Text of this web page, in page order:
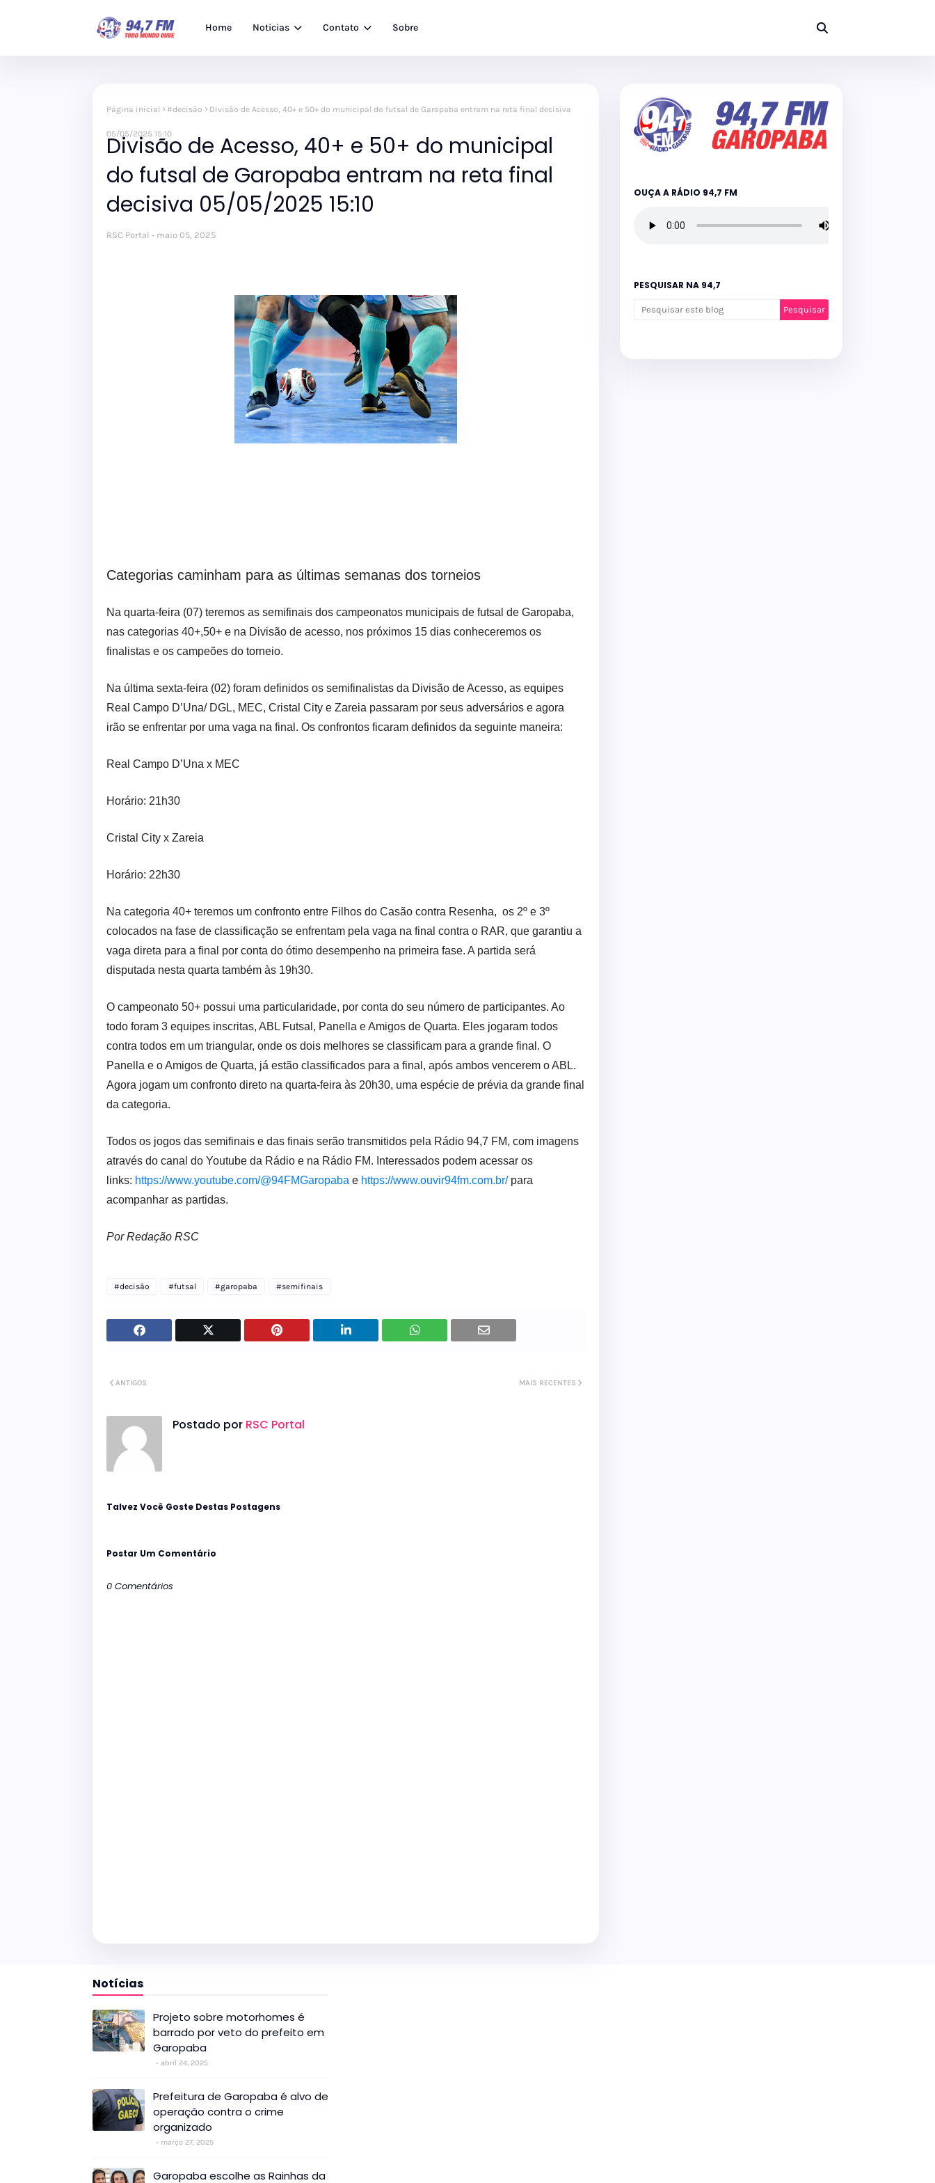
Home Noticias Contato Sobre
Página inicial #decisão Divisão de Acesso, 40+ e 50+ do municipal do futsal de Garopaba entram na reta final decisiva
05/05/2025 15:10
Divisão de Acesso, 40+ e 50+ do municipal
do futsal de Garopaba entram na reta final
decisiva 05/05/2025 15:10
RSC Portal maio 05, 2025
Categorias caminham para as últimas semanas dos torneios
Na quarta-feira (07) teremos as semifinais dos campeonatos municipais de futsal de Garopaba,
nas categorias 40+,50+ e na Divisão de acesso, nos próximos 15 dias conheceremos os
finalistas e os campeões do torneio.
Na última sexta-feira (02) foram definidos os semifinalistas da Divisão de Acesso, as equipes
Real Campo D’Una/ DGL, MEC, Cristal City e Zareia passaram por seus adversários e agora
irão se enfrentar por uma vaga na final. Os confrontos ficaram definidos da seguinte maneira:
Real Campo D’Una x MEC
Horário: 21h30
Cristal City x Zareia
Horário: 22h30
Na categoria 40+ teremos um confronto entre Filhos do Casão contra Resenha, os 2º e 3º
colocados na fase de classificação se enfrentam pela vaga na final contra o RAR, que garantiu a
vaga direta para a final por conta do ótimo desempenho na primeira fase. A partida será
disputada nesta quarta também às 19h30.
O campeonato 50+ possui uma particularidade, por conta do seu número de participantes. Ao
todo foram 3 equipes inscritas, ABL Futsal, Panella e Amigos de Quarta. Eles jogaram todos
contra todos em um triangular, onde os dois melhores se classificam para a grande final. O
Panella e o Amigos de Quarta, já estão classificados para a final, após ambos vencerem o ABL.
Agora jogam um confronto direto na quarta-feira às 20h30, uma espécie de prévia da grande final
da categoria.
Todos os jogos das semifinais e das finais serão transmitidos pela Rádio 94,7 FM, com imagens
através do canal do Youtube da Rádio e na Rádio FM. Interessados podem acessar os
links: https://www.youtube.com/@94FMGaropaba e https://www.ouvir94fm.com.br/para
acompanhar as partidas.
Por Redação RSC
#decisão #futsal #garopaba #semifinais
MAIS RECENTES
ANTIGOS
Postado por RSC Portal
Talvez Você Goste Destas Postagens
Postar Um Comentário
0 Comentários
OUÇA A RÁDIO 94,7 FM
PESQUISAR NA 94,7
Notícias
Projeto sobre motorhomes é
barrado por veto do prefeito em
Garopaba
abril 24, 2025
Prefeitura de Garopaba é alvo de
operação contra o crime
organizado
março 27, 2025
Garopaba escolhe as Rainhas da